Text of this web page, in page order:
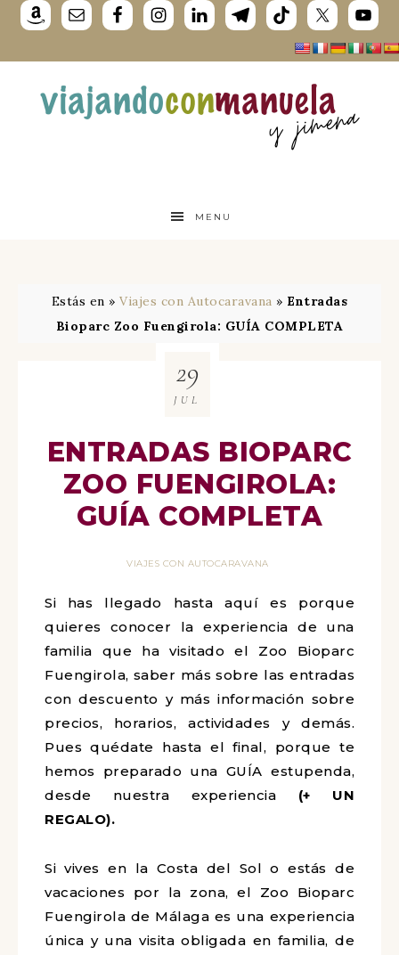
MENU
Estás en »Viajes con Autocaravana » Entradas
Bioparc Zoo Fuengirola: GUÍA COMPLETA
ENTRADAS BIOPARC
ZOO FUENGIROLA:
GUÍA COMPLETA
VIAJES CON AUTOCARAVANA
29
JUL
Si has llegado hasta aquí es porque
quieres conocer la experiencia de una
familia que ha visitado el Zoo Bioparc
Fuengirola, saber más sobre las entradas
con descuento y más información sobre
precios, horarios, actividades y demás.
Pues quédate hasta el final, porque te
hemos preparado una GUÍA estupenda,
desde nuestra experiencia (+ UN
REGALO).
Si vives en la Costa del Sol o estás de
vacaciones por la zona, el Zoo Bioparc
Fuengirola de Málaga es una experiencia
única y una visita obligada en familia, de